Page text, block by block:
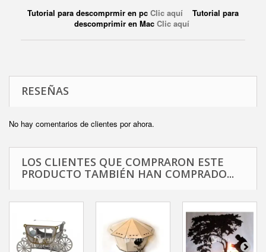
Tutorial para descomprmir en pc Clic aquí Tutorial para
descomprimir en Mac Clic aquí
RESEÑAS
No hay comentarios de clientes por ahora.
LOS CLIENTES QUE COMPRARON ESTE
PRODUCTO TAMBIÉN HAN COMPRADO...